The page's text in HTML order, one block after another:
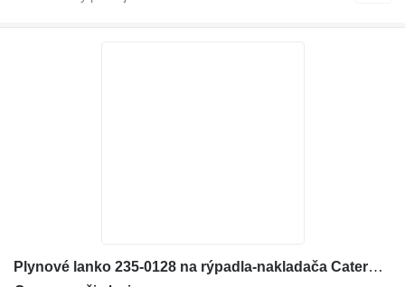
Plynové lanko 235-0128 na rýpadla-nakladača Caterpillar 416E